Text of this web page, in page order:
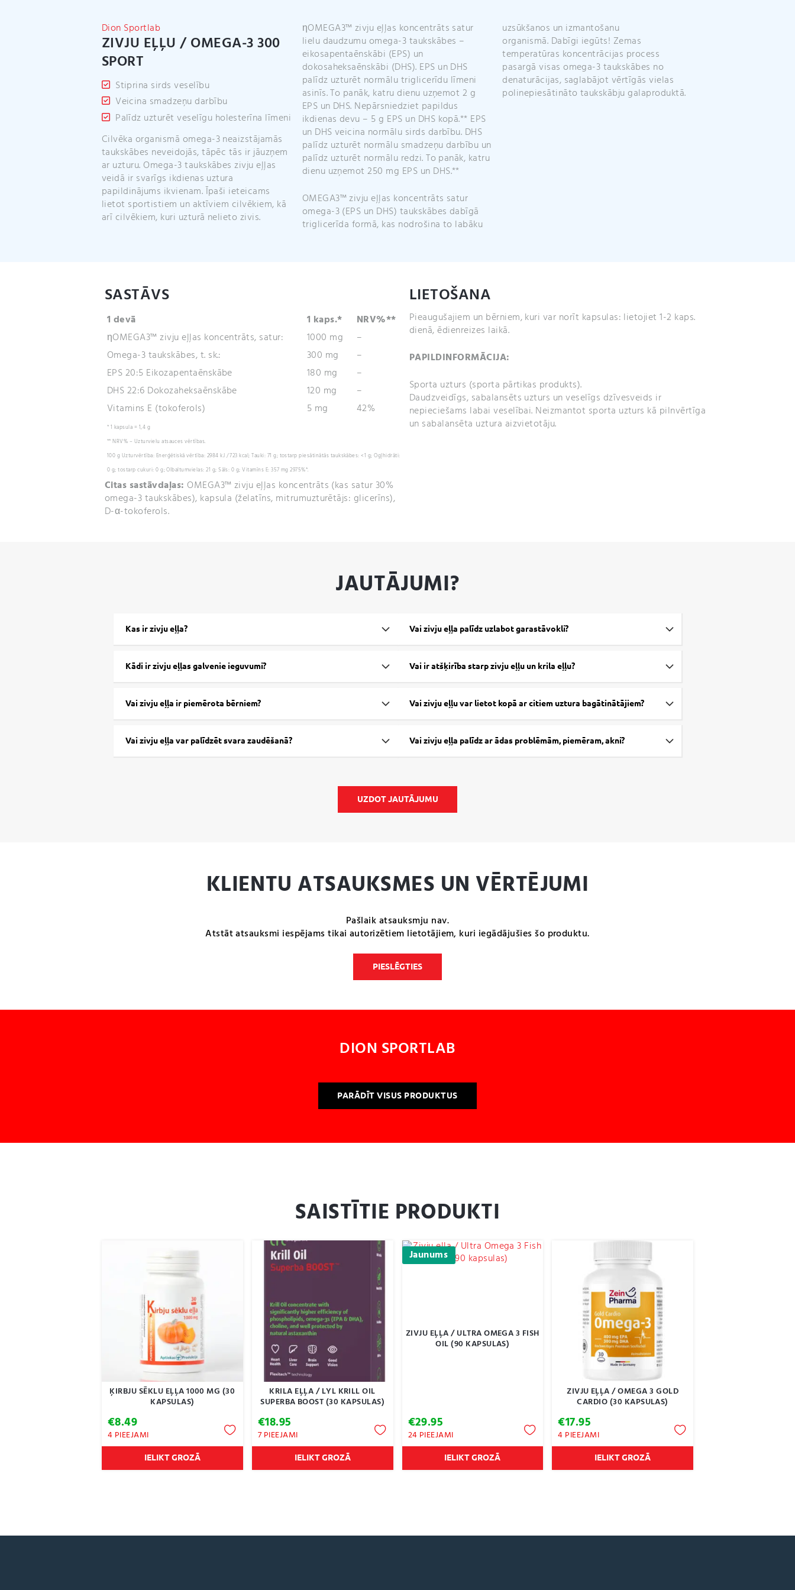
Dion Sportlab
ZIVJU EĻĻU / OMEGA-3 300
SPORT
Stiprina sirds veselību
Veicina smadzeņu darbību
Palīdz uzturēt veselīgu holesterīna līmeni
Cilvēka organismā omega-3 neaizstājamās
taukskābes neveidojās, tāpēc tās ir jāuzņem
ar uzturu. Omega-3 taukskābes zivju eļļas
veidā ir svarīgs ikdienas uztura
papildinājums ikvienam. Īpaši ieteicams
lietot sportistiem un aktīviem cilvēkiem, kā
arī cilvēkiem, kuri uzturā nelieto zivis.
ηOMEGA3™ zivju eļļas koncentrāts satur
lielu daudzumu omega-3 taukskābes –
eikosapentaēnskābi (EPS) un
dokosaheksaēnskābi (DHS). EPS un DHS
palīdz uzturēt normālu triglicerīdu līmeni
asinīs. To panāk, katru dienu uzņemot 2 g
EPS un DHS. Nepārsniedziet papildus
ikdienas devu – 5 g EPS un DHS kopā.** EPS
un DHS veicina normālu sirds darbību. DHS
palīdz uzturēt normālu smadzeņu darbību un
palīdz uzturēt normālu redzi. To panāk, katru
dienu uzņemot 250 mg EPS un DHS.**
OMEGA3™ zivju eļļas koncentrāts satur
omega-3 (EPS un DHS) taukskābes dabīgā
triglicerīda formā, kas nodrošina to labāku
uzsūkšanos un izmantošanu
organismā. Dabīgi iegūts! Zemas
temperatūras koncentrācijas process
pasargā visas omega-3 taukskābes no
denaturācijas, saglabājot vērtīgās vielas
polinepiesātināto taukskābju galaproduktā.
SASTĀVS
1 devā 1 kaps.*
NRV%**
ηOMEGA3™ zivju eļļas koncentrāts, satur:
1000 mg
–
Omega-3 taukskābes, t. sk.:
300 mg
–
EPS 20:5 Eikozapentaēnskābe
180 mg
–
DHS 22:6 Dokozaheksaēnskābe
120 mg
–
Vitamins E (tokoferols)
5 mg 42%
* 1 kapsula = 1,4 g
** NRV% – Uzturvielu atsauces vērtības.
100 g Uzturvērtība: Enerģētiskā vērtība: 2984 kJ / 723 kcal; Tauki: 71 g; tostarp piesātinātās taukskābes: <1 g; Ogļhidrāti:
0 g; tostarp cukuri: 0 g; Olbaltumvielas: 21 g; Sāls: 0 g; Vitamīns E: 357 mg 2975%*.
Citas sastāvdaļas: OMEGA3™ zivju eļļas koncentrāts (kas satur 30%
omega-3 taukskābes), kapsula (želatīns, mitrumuzturētājs: glicerīns),
D-α-tokoferols.
LIETOŠANA
Pieaugušajiem un bērniem, kuri var norīt kapsulas: lietojiet 1-2 kaps.
dienā, ēdienreizes laikā.
PAPILDINFORMĀCIJA:
Sporta uzturs (sporta pārtikas produkts).
Daudzveidīgs, sabalansēts uzturs un veselīgs dzīvesveids ir
nepieciešams labai veselībai. Neizmantot sporta uzturs kā pilnvērtīga
un sabalansēta uztura aizvietotāju.
JAUTĀJUMI?
Kas ir zivju eļļa?
Kādi ir zivju eļļas galvenie ieguvumi?
Vai zivju eļļa ir piemērota bērniem?
Vai zivju eļļa var palīdzēt svara zaudēšanā?
Vai zivju eļļa palīdz uzlabot garastāvokli?
Vai ir atšķirība starp zivju eļļu un krila eļļu?
Vai zivju eļļu var lietot kopā ar citiem uztura bagātinātājiem?
Vai zivju eļļa palīdz ar ādas problēmām, piemēram, akni?
UZDOT JAUTĀJUMU
KLIENTU ATSAUKSMES UN VĒRTĒJUMI
Pašlaik atsauksmju nav.
Atstāt atsauksmi iespējams tikai autorizētiem lietotājiem, kuri iegādājušies šo produktu.
PIESLĒGTIES
DION SPORTLAB
PARĀDĪT VISUS PRODUKTUS
SAISTĪTIE PRODUKTI
ĶIRBJU SĒKLU EĻĻA 1000 MG (30
KAPSULAS)
€8.49
4 PIEEJAMI
IELIKT GROZĀ
KRILA EĻĻA / LYL KRILL OIL
SUPERBA BOOST (30 KAPSULAS)
€18.95
7 PIEEJAMI
IELIKT GROZĀ
Jaunums
ZIVJU EĻĻA / ULTRA OMEGA 3 FISH
OIL (90 KAPSULAS)
€29.95
24 PIEEJAMI
IELIKT GROZĀ
ZIVJU EĻĻA / OMEGA 3 GOLD
CARDIO (30 KAPSULAS)
€17.95
4 PIEEJAMI
IELIKT GROZĀ